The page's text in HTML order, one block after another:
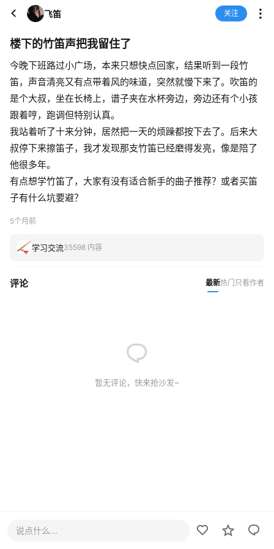
飞笛 关注
楼下的竹笛声把我留住了
今晚下班路过小广场，本来只想快点回家，结果听到一段竹
笛，声音清亮又有点带着风的味道，突然就慢下来了。吹笛的
是个大叔，坐在长椅上，谱子夹在水杯旁边，旁边还有个小孩
跟着哼，跑调但特别认真。
我站着听了十来分钟，居然把一天的烦躁都按下去了。后来大
叔停下来擦笛子，我才发现那支竹笛已经磨得发亮，像是陪了
他很多年。
有点想学竹笛了，大家有没有适合新手的曲子推荐？或者买笛
子有什么坑要避？
5个月前
学习交流35598 内容
评论 最新热门 只看作者
暂无评论，快来抢沙发~
说点什么...